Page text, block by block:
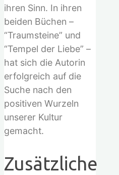
ihren Sinn. In ihren
beiden Büchen –
“Traumsteine” und
“Tempel der Liebe” –
hat sich die Autorin
erfolgreich auf die
Suche nach den
positiven Wurzeln
unserer Kultur
gemacht.
Zusätzliche